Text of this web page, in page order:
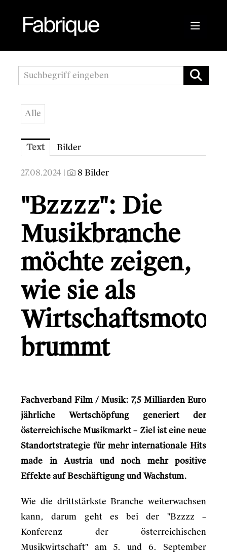
Pressemitteilungen
Fabrique Agency
Bioblo
Sunshine Mastering
Austrian Audio
Gründerio
Canal+
Learning Hospital
Friends in Flats
LG
Monsterfreunde
Kontakt
Alle
Text Bilder
27.08.2024 | 8 Bilder
"Bzzzz": Die
Musikbranche
möchte zeigen,
wie sie als
Wirtschaftsmotor
brummt
Fachverband Film / Musik: 7,5 Milliarden Euro
jährliche Wertschöpfung generiert der
österreichische Musikmarkt – Ziel ist eine neue
Standortstrategie für mehr internationale Hits
made in Austria und noch mehr positive
Effekte auf Beschäftigung und Wachstum.
Wie die drittstärkste Branche weiterwachsen
kann, darum geht es bei der "Bzzzz –
Konferenz der österreichischen
Musikwirtschaft" am 5. und 6. September